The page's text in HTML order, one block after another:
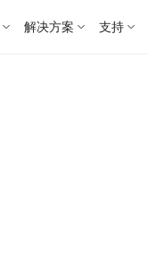
解决方案 支持